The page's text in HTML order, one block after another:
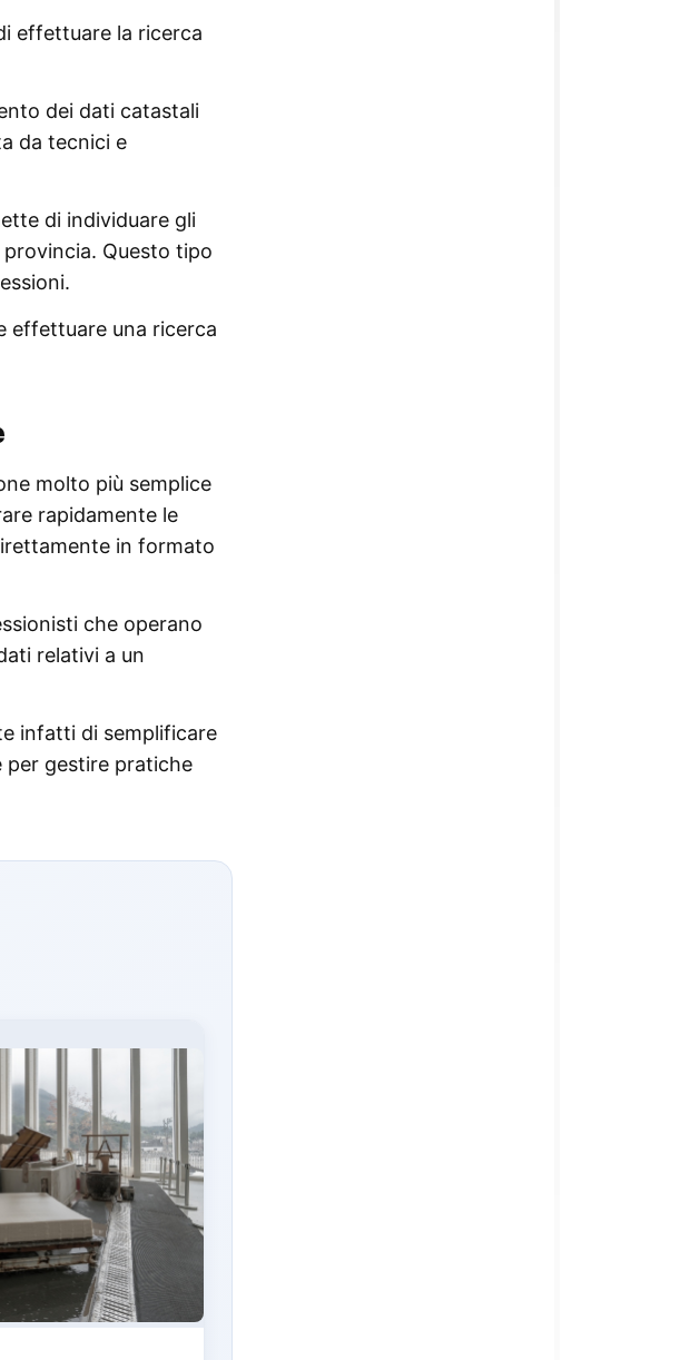
effettuare la ricerca
dei dati catastali
da tecnici e
di individuare gli
Questo tipo
effettuare una ricerca
molto più semplice
rapidamente le
in formato
che operano
relativi a un
infatti di semplificare
per gestire pratiche